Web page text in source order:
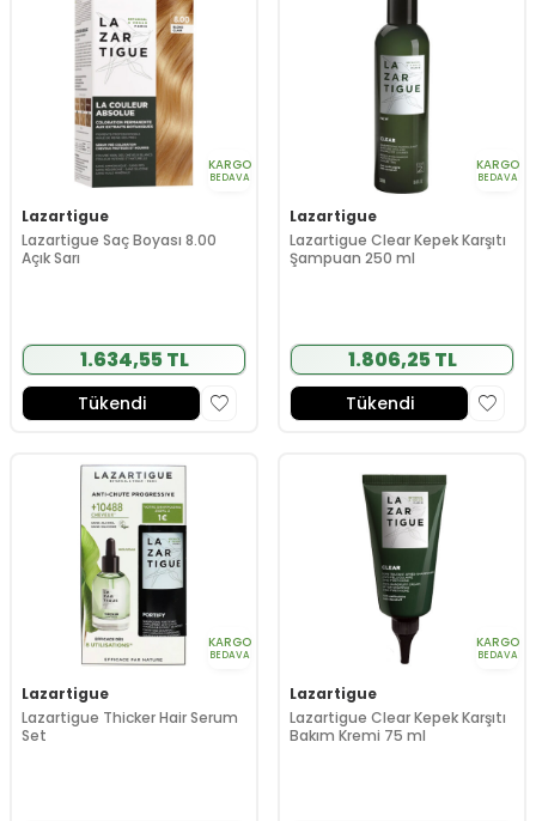
KARGO
BEDAVA
Lazartigue
Lazartigue Saç Boyası 8.00
Açık Sarı
1.634,55 TL
Tükendi
KARGO
BEDAVA
Lazartigue
Lazartigue Clear Kepek Karşıtı
Şampuan 250 ml
1.806,25 TL
Tükendi
KARGO
BEDAVA
Lazartigue
Lazartigue Thicker Hair Serum
Set
KARGO
BEDAVA
Lazartigue
Lazartigue Clear Kepek Karşıtı
Bakım Kremi 75 ml